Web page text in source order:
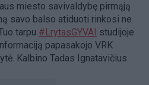
miesto savivaldybę pirmąją
savo balso atiduoti rinkosi ne
tarpu #LrytasGYVAI studijoje
papasakojo VRK
Kalbino Tadas Ignatavičius.